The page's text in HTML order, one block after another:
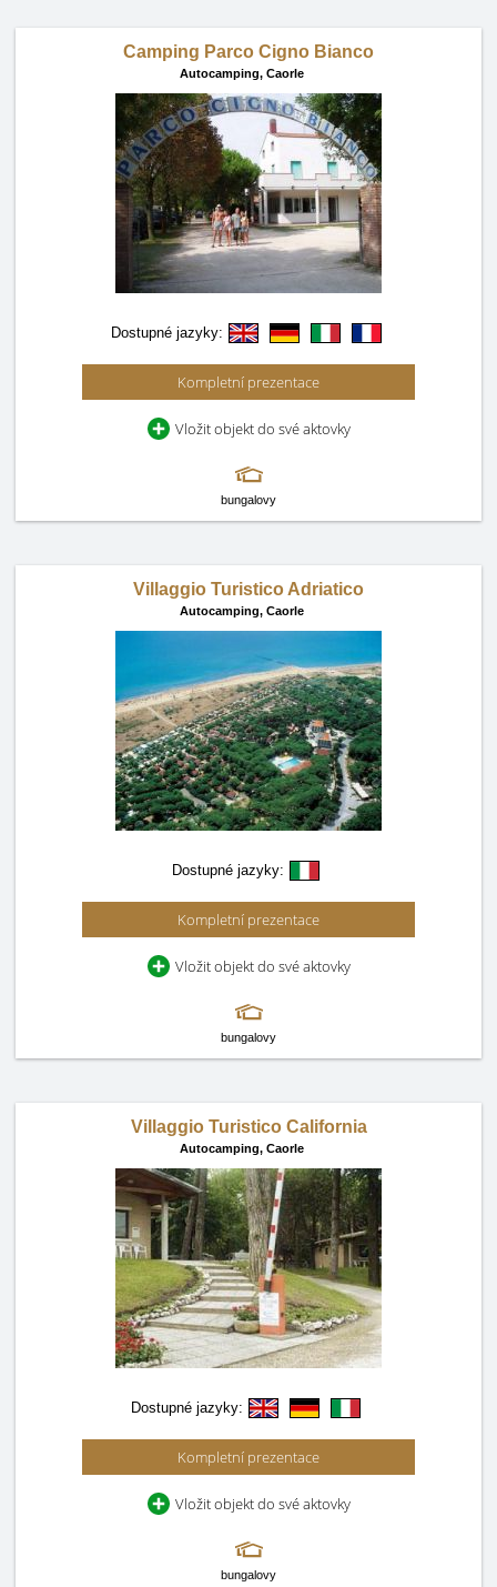
Camping Parco Cigno Bianco
Autocamping, Caorle
Dostupné jazyky:
Kompletní prezentace
Vložit objekt do své aktovky
bungalovy
Villaggio Turistico Adriatico
Autocamping, Caorle
Dostupné jazyky:
Kompletní prezentace
Vložit objekt do své aktovky
bungalovy
Villaggio Turistico California
Autocamping, Caorle
Dostupné jazyky:
Kompletní prezentace
Vložit objekt do své aktovky
bungalovy